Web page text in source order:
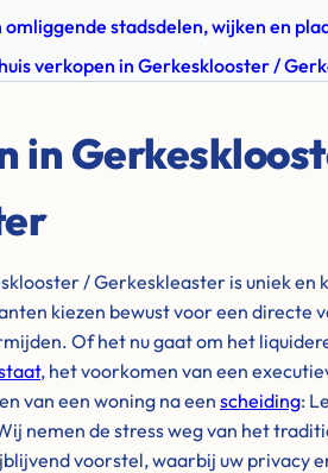
stadsdelen, wijken en
verkopen in Gerkesklooster /
in
/ Gerkeskleaster is uniek en
kiezen bewust voor een directe
Of het nu gaat om het
, het voorkomen van een
van een woning na een scheiding:
nemen de stress weg van het
voorstel, waarbij uw privacy